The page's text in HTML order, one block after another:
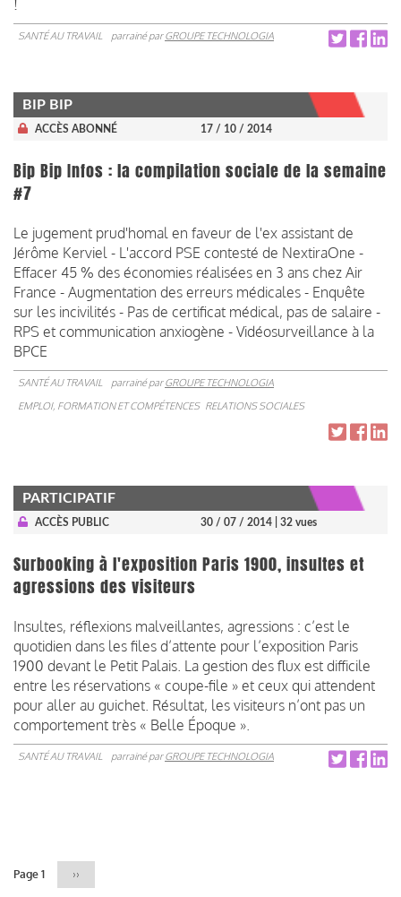
!
SANTÉ AU TRAVAIL parrainé parGROUPE TECHNOLOGIA
BIP BIP
ACCÈS ABONNÉ 17 / 10 / 2014
Bip Bip Infos : la compilation sociale de la semaine
#7
Le jugement prud'homal en faveur de l'ex assistant de
Jérôme Kerviel - L'accord PSE contesté de NextiraOne -
Effacer 45 % des économies réalisées en 3 ans chez Air
France - Augmentation des erreurs médicales - Enquête
sur les incivilités - Pas de certificat médical, pas de salaire -
RPS et communication anxiogène - Vidéosurveillance à la
BPCE
SANTÉ AU TRAVAIL parrainé parGROUPE TECHNOLOGIA
EMPLOI, FORMATION ET COMPÉTENCES RELATIONS SOCIALES
PARTICIPATIF
ACCÈS PUBLIC 30 / 07 / 2014 | 32 vues
Surbooking à l'exposition Paris 1900, insultes et
agressions des visiteurs
Insultes, réflexions malveillantes, agressions : c’est le
quotidien dans les files d’attente pour l’exposition Paris
1900 devant le Petit Palais. La gestion des flux est difficile
entre les réservations « coupe-file » et ceux qui attendent
pour aller au guichet. Résultat, les visiteurs n’ont pas un
comportement très « Belle Époque ».
SANTÉ AU TRAVAIL parrainé parGROUPE TECHNOLOGIA
Page 1
Page
››